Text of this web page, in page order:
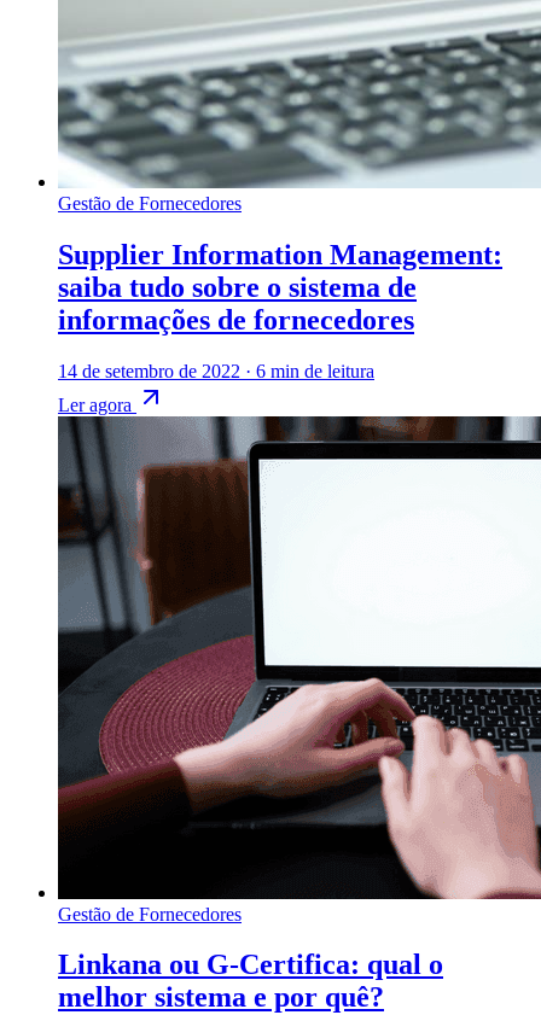
Gestão de Fornecedores
Supplier Information Management:
saiba tudo sobre o sistema de
informações de fornecedores
14 de setembro de 2022 · 6 min de leitura
Ler agora
Gestão de Fornecedores
Linkana ou G-Certifica: qual o
melhor sistema e por quê?